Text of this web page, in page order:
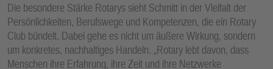
Die besondere Stärke Rotarys sieht Schmitt in der Vielfalt der
Persönlichkeiten, Berufswege und Kompetenzen, die ein Rotary
Club bündelt. Dabei gehe es nicht um äußere Wirkung, sondern
um konkretes, nachhaltiges Handeln. „Rotary lebt davon, dass
Menschen ihre Erfahrung, ihre Zeit und ihre Netzwerke